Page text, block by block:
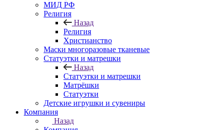
МИД РФ
Религия
Назад
Религия
Христианство
Маски многоразовые тканевые
Статуэтки и матрешки
Назад
Статуэтки и матрешки
Матрёшки
Статуэтки
Детские игрушки и сувениры
Компания
Назад